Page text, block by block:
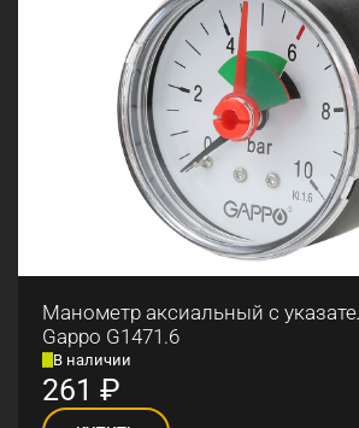
Манометр аксиальный с
Gappo G1471.6
В наличии
261 ₽